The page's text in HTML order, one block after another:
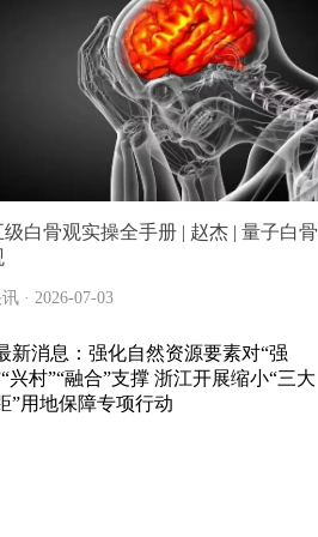
级白骨观实操全手册 | 赵杰 | 量子白骨
· 2026-07-03